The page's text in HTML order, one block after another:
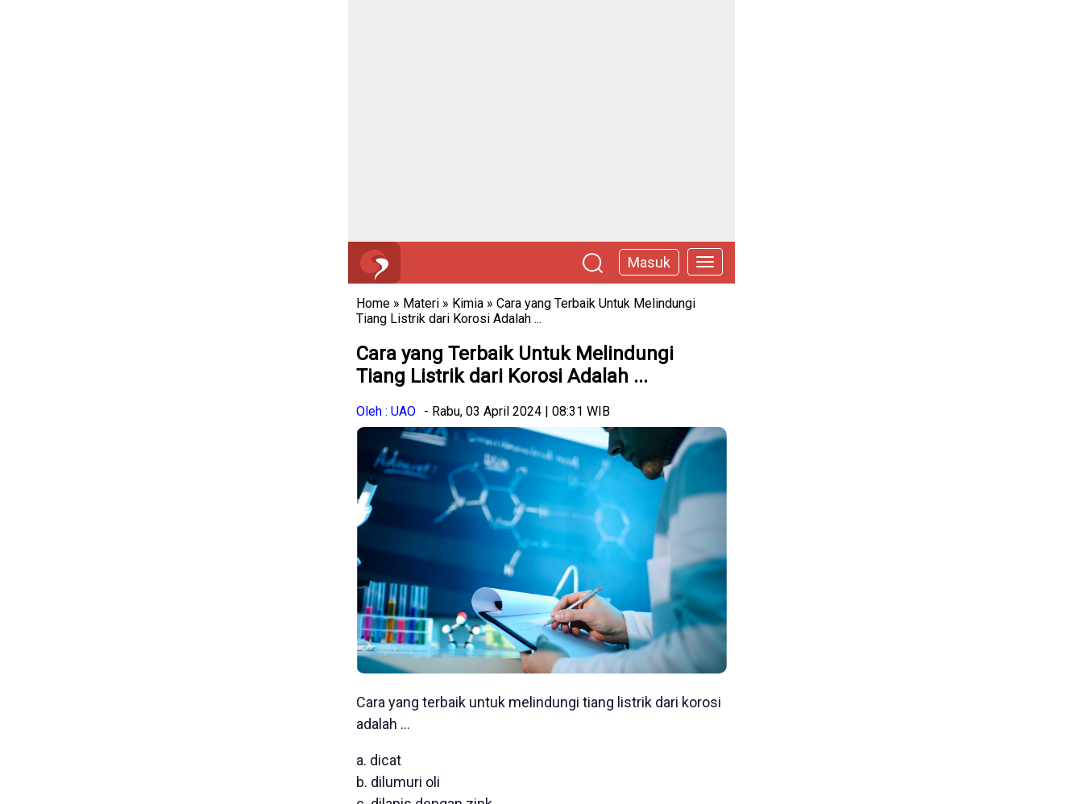
Masuk
Home » Materi » Kimia » Cara yang Terbaik Untuk Melindungi
Tiang Listrik dari Korosi Adalah ...
Cara yang Terbaik Untuk Melindungi
Tiang Listrik dari Korosi Adalah ...
Oleh : UAO - Rabu, 03 April 2024 | 08:31 WIB
Cara yang terbaik untuk melindungi tiang listrik dari korosi
adalah ...
a. dicat
b. dilumuri oli